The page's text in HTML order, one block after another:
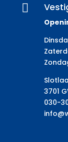

3701
030-